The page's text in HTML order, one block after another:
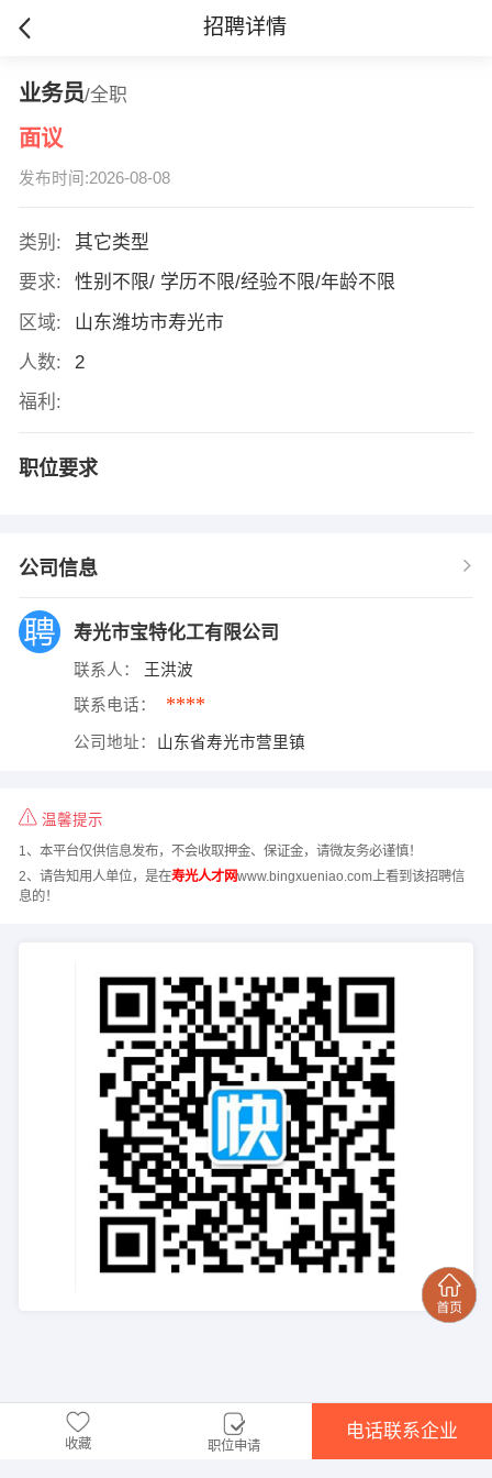
招聘详情
业务员/全职
面议
发布时间:2026-08-08
类别:
其它类型
要求:
性别不限/ 学历不限/经验不限/年龄不限
区域:
山东潍坊市寿光市
人数:
2
福利:
职位要求
公司信息
寿光市宝特化工有限公司
联系人： 王洪波
联系电话： ****
公司地址： 山东省寿光市营里镇
温馨提示
1、本平台仅供信息发布，不会收取押金、保证金，请微友务必谨慎！
2、请告知用人单位，是在寿光人才网www.bingxueniao.com上看到该招聘信
息的！
收藏 职位申请
电话联系企业